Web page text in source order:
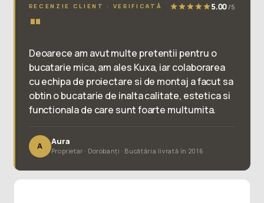
RECENZIE CLIENT · VERIFICATĂ 5.00 /5
"
Deoarece am avut multe pretentii pentru o
bucatarie mica, am ales Kuxa, iar colaborarea
cu echipa de proiectare si de montaj a facut sa
obtin o bucatarie de inalta calitate, estetica si
functionala de care sunt foarte multumita.
A Aura
Proprietar · Dorobanți · Bucătăria livrată în 2016